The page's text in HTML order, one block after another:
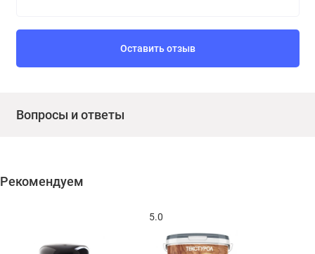
Оставить отзыв
Вопросы и ответы
Рекомендуем
5.0